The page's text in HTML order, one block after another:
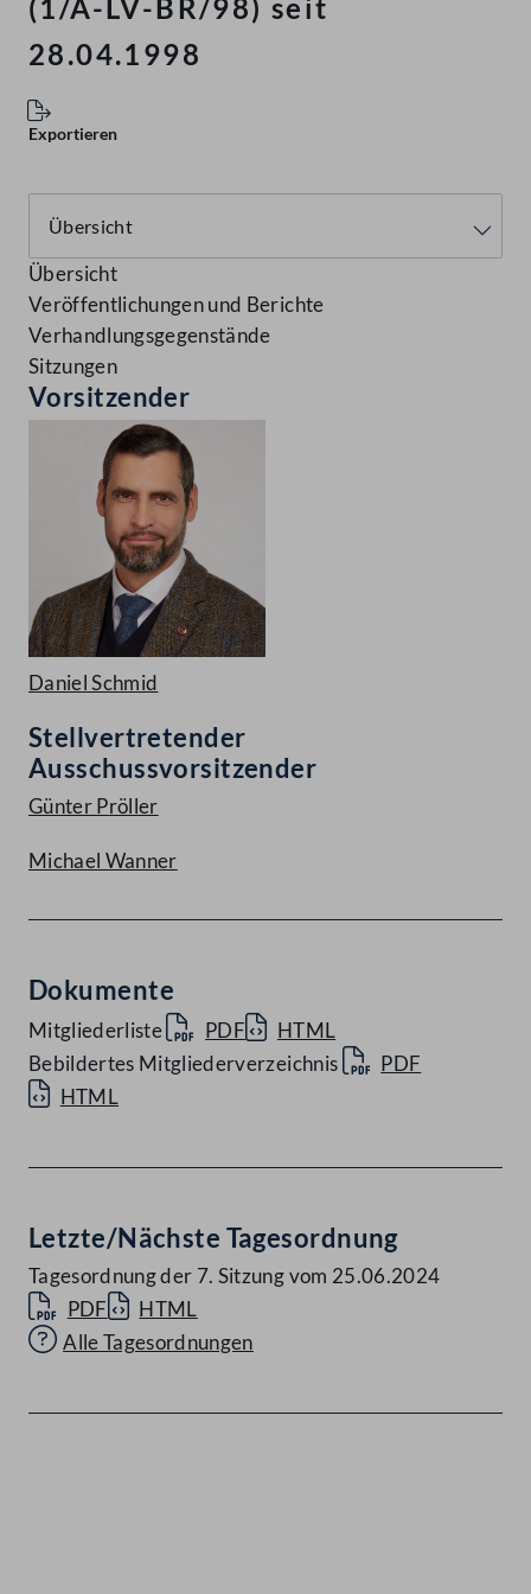
(1/A-LV-BR/98) seit
28.04.1998
Exportieren
Übersicht
Veröffentlichungen und Berichte
Verhandlungsgegenstände
Sitzungen
Vorsitzender
Daniel Schmid
Stellvertretender
Ausschussvorsitzender
Günter Pröller
Michael Wanner
Dokumente
Mitgliederliste PDF
HTML
Bebildertes Mitgliederverzeichnis
PDF
HTML
Letzte/Nächste Tagesordnung
Tagesordnung der 7. Sitzung vom 25.06.2024
PDF
HTML
Alle Tagesordnungen